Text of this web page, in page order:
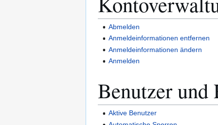
Abmelden
Anmeldeinformationen entfernen
Anmeldeinformationen ändern
Anmelden
Benutzer und
Aktive Benutzer